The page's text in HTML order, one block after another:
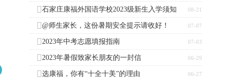
08-21
石家庄康福外国语学校2023级新生入学须知
07-07
@师生家长，这份暑期安全提示请收好！
07-03
2023年中考志愿填报指南
06-29
2023年暑假致家长朋友的一封信
06-27
选康福，你有“十全十美”的理由